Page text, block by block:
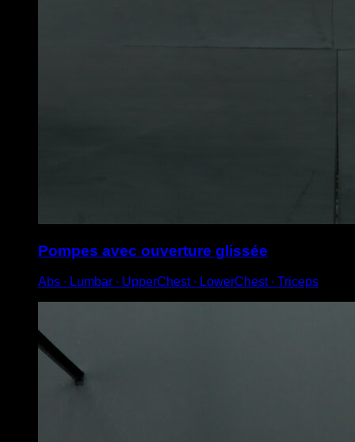
Pompes avec ouverture glissée
Abs ∙ Lumbar ∙ UpperChest ∙ LowerChest ∙ Triceps